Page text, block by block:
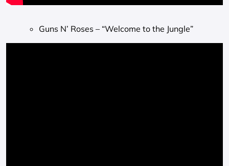
Guns N’ Roses – “Welcome to the Jungle”